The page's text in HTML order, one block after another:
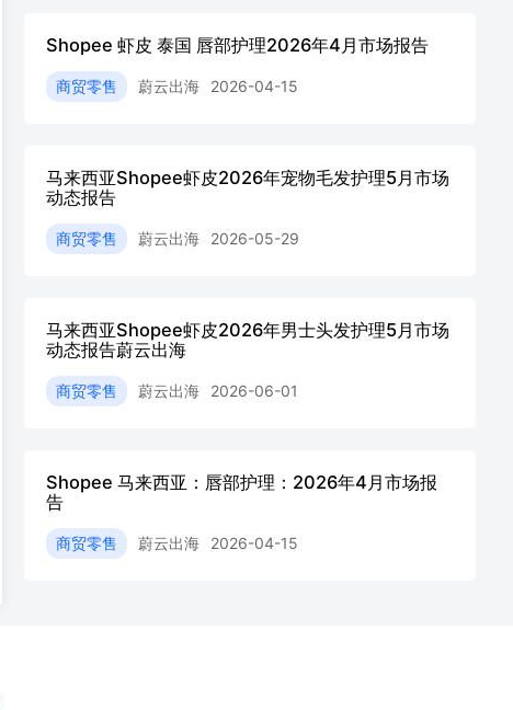
Shopee 虾皮 泰国 唇部护理2026年4月市场报告
商贸零售 蔚云出海 2026-04-15
马来西亚Shopee虾皮2026年宠物毛发护理5月市场
动态报告
商贸零售 蔚云出海 2026-05-29
马来西亚Shopee虾皮2026年男士头发护理5月市场
动态报告蔚云出海
商贸零售 蔚云出海 2026-06-01
Shopee 马来西亚：唇部护理：2026年4月市场报
告
商贸零售 蔚云出海 2026-04-15